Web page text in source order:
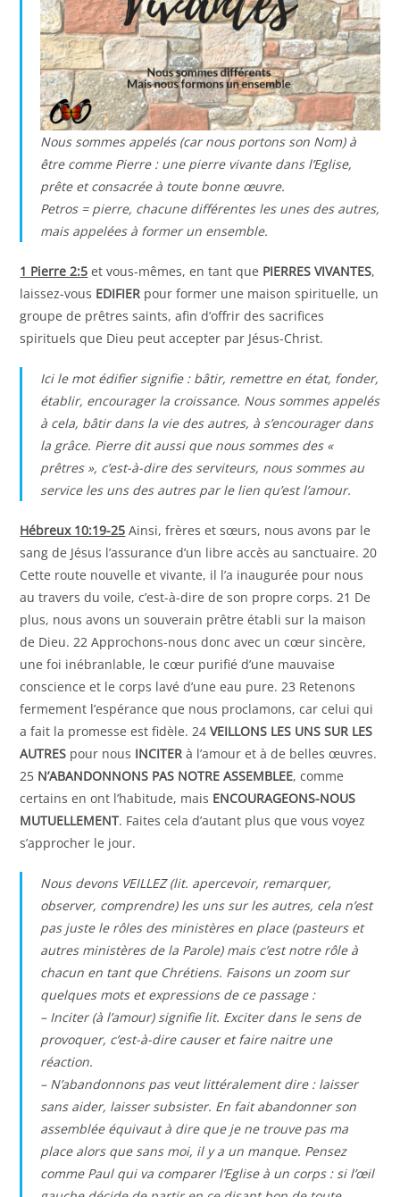
Nous sommes appelés (car nous portons son Nom) à
être comme Pierre : une pierre vivante dans l’Eglise,
prête et consacrée à toute bonne œuvre.
Petros = pierre, chacune différentes les unes des autres,
mais appelées à former un ensemble.
1 Pierre 2:5 et vous-mêmes, en tant que PIERRES VIVANTES,
laissez-vous EDIFIER pour former une maison spirituelle, un
groupe de prêtres saints, afin d’offrir des sacrifices
spirituels que Dieu peut accepter par Jésus-Christ.
Ici le mot édifier signifie : bâtir, remettre en état, fonder,
établir, encourager la croissance. Nous sommes appelés
à cela, bâtir dans la vie des autres, à s’encourager dans
la grâce. Pierre dit aussi que nous sommes des «
prêtres », c’est-à-dire des serviteurs, nous sommes au
service les uns des autres par le lien qu’est l’amour.
Hébreux 10:19-25 Ainsi, frères et sœurs, nous avons par le
sang de Jésus l’assurance d’un libre accès au sanctuaire. 20
Cette route nouvelle et vivante, il l’a inaugurée pour nous
au travers du voile, c’est-à-dire de son propre corps. 21 De
plus, nous avons un souverain prêtre établi sur la maison
de Dieu. 22 Approchons-nous donc avec un cœur sincère,
une foi inébranlable, le cœur purifié d’une mauvaise
conscience et le corps lavé d’une eau pure. 23 Retenons
fermement l’espérance que nous proclamons, car celui qui
a fait la promesse est fidèle. 24VEILLONS LES UNS SUR LES
AUTRES pour nous INCITER à l’amour et à de belles œuvres.
25 N’ABANDONNONS PAS NOTRE ASSEMBLEE, comme
certains en ont l’habitude, mais ENCOURAGEONS-NOUS
MUTUELLEMENT. Faites cela d’autant plus que vous voyez
s’approcher le jour.
Nous devons VEILLEZ (lit. apercevoir, remarquer,
observer, comprendre) les uns sur les autres, cela n’est
pas juste le rôles des ministères en place (pasteurs et
autres ministères de la Parole) mais c’est notre rôle à
chacun en tant que Chrétiens. Faisons un zoom sur
quelques mots et expressions de ce passage :
– Inciter (à l’amour) signifie lit. Exciter dans le sens de
provoquer, c’est-à-dire causer et faire naitre une
réaction.
– N’abandonnons pas veut littéralement dire : laisser
sans aider, laisser subsister. En fait abandonner son
assemblée équivaut à dire que je ne trouve pas ma
place alors que sans moi, il y a un manque. Pensez
comme Paul qui va comparer l’Eglise à un corps : si l’œil